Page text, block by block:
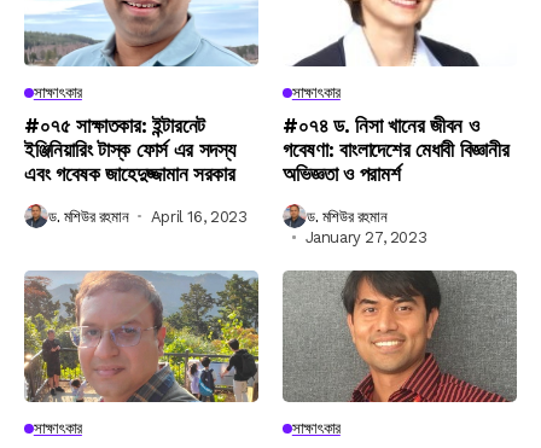
সাক্ষাৎকার
#০৭৫ সাক্ষাতকার: ইন্টারনেট
ইঞ্জিনিয়ারিং টাস্ক ফোর্স এর সদস্য
এবং গবেষক জাহেদুজ্জামান সরকার
ড. মশিউর রহমান April 16, 2023
সাক্ষাৎকার
#০৭৪ ড. নিসা খানের জীবন ও
গবেষণা: বাংলাদেশের মেধাবী বিজ্ঞানীর
অভিজ্ঞতা ও পরামর্শ
ড. মশিউর রহমান
January 27, 2023
সাক্ষাৎকার সাক্ষাৎকার